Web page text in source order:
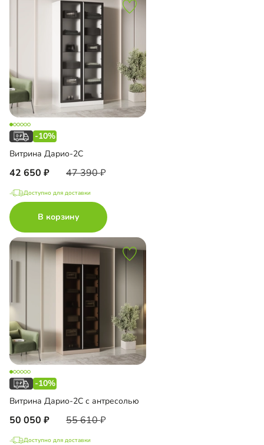
-10%
Витрина Дарио-2С
42 650 47 390
Доступно для доставки
В корзину
-10%
Витрина Дарио-2С с антресолью
50 050 55 610
Доступно для доставки